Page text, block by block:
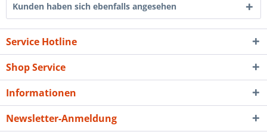
Kunden haben sich ebenfalls angesehen
Service Hotline
Shop Service
Informationen
Newsletter-Anmeldung